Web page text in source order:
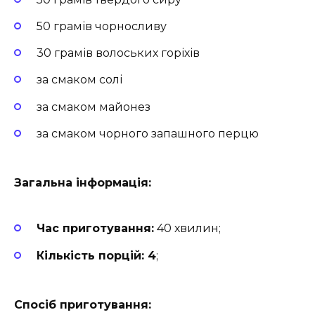
50 грамів чорносливу
30 грамів волоських горіхів
за смаком солі
за смаком майонез
за смаком чорного запашного перцю
Загальна інформація:
Час приготування: 40 хвилин;
Кількість порцій: 4;
Спосіб приготування: